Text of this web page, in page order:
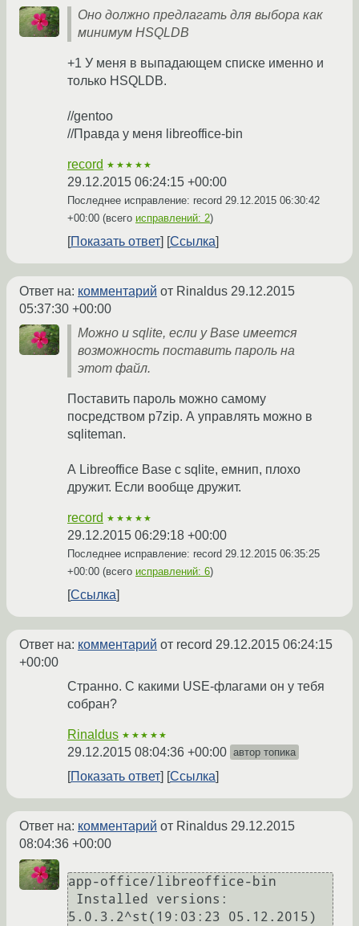
Оно должно предлагать для выбора как
минимум HSQLDB
+1 У меня в выпадающем списке именно и
только HSQLDB.
//gentoo
//Правда у меня libreoffice-bin
record ★★★★★
29.12.2015 06:24:15 +00:00
Последнее исправление: record 29.12.2015 06:30:42
+00:00 (всего исправлений: 2)
Показать ответ Ссылка
Ответ на: комментарий от Rinaldus 29.12.2015
05:37:30 +00:00
Можно и sqlite, если у Base имеется
возможность поставить пароль на
этот файл.
Поставить пароль можно самому
посредством p7zip. А управлять можно в
sqliteman.
А Libreoffice Base c sqlite, емнип, плохо
дружит. Если вообще дружит.
record ★★★★★
29.12.2015 06:29:18 +00:00
Последнее исправление: record 29.12.2015 06:35:25
+00:00 (всего исправлений: 6)
Ссылка
Ответ на: комментарий от record 29.12.2015 06:24:15
+00:00
Странно. С какими USE-флагами он у тебя
собран?
Rinaldus ★★★★★
29.12.2015 08:04:36 +00:00 автор топика
Показать ответ Ссылка
Ответ на: комментарий от Rinaldus 29.12.2015
08:04:36 +00:00
app-office/libreoffice-bin
5.0.3.2^st(19:03:23 05.12.2015)